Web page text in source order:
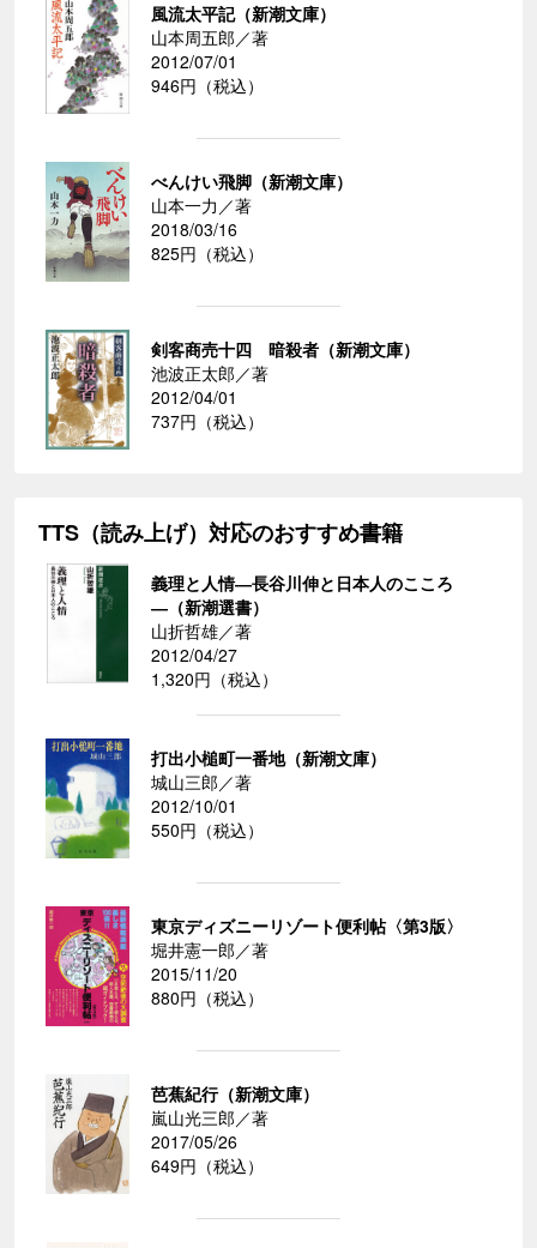
風流太平記（新潮文庫）
山本周五郎／著
2012/07/01
946円（税込）
べんけい飛脚（新潮文庫）
山本一力／著
2018/03/16
825円（税込）
剣客商売十四 暗殺者（新潮文庫）
池波正太郎／著
2012/04/01
737円（税込）
TTS（読み上げ）対応のおすすめ書籍
義理と人情―長谷川伸と日本人のこころ
―（新潮選書）
山折哲雄／著
2012/04/27
1,320円（税込）
打出小槌町一番地（新潮文庫）
城山三郎／著
2012/10/01
550円（税込）
東京ディズニーリゾート便利帖〈第3版〉
堀井憲一郎／著
2015/11/20
880円（税込）
芭蕉紀行（新潮文庫）
嵐山光三郎／著
2017/05/26
649円（税込）